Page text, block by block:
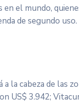
en el mundo,
de segundo uso.
la cabeza de las
US$ 3.942;